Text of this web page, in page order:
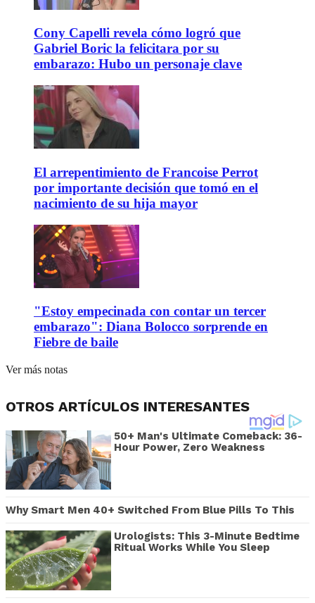
Cony Capelli revela cómo logró que
Gabriel Boric la felicitara por su
embarazo: Hubo un personaje clave
El arrepentimiento de Francoise Perrot
por importante decisión que tomó en el
nacimiento de su hija mayor
"Estoy empecinada con contar un tercer
embarazo": Diana Bolocco sorprende en
Fiebre de baile
Ver más notas
OTROS ARTÍCULOS INTERESANTES
50+ Man's Ultimate Comeback: 36-
Hour Power, Zero Weakness
Why Smart Men 40+ Switched From Blue Pills To This
Urologists: This 3-Minute Bedtime
Ritual Works While You Sleep